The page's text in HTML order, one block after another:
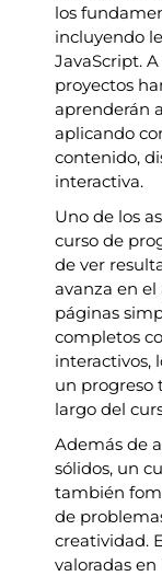
los
incluyendo
JavaScript.
proyectos
aprenderán
aplicando
contenido,
interactiva.
Uno de los
curso de
de ver
avanza en
páginas
completos
interactivos,
un progreso
largo del
Además de
sólidos, un
también
de
creatividad.
valoradas